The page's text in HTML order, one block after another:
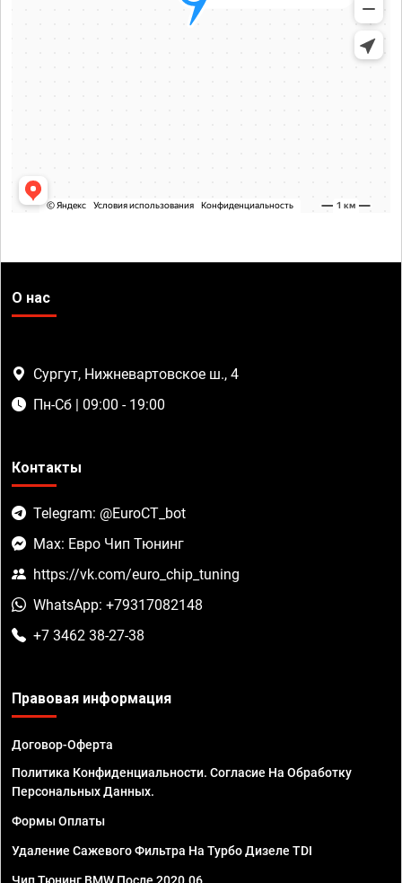
О нас
Сургут, Нижневартовское ш., 4
Пн-Сб | 09:00 - 19:00
Контакты
Telegram: @EuroCT_bot
Max: Евро Чип Тюнинг
https://vk.com/euro_chip_tuning
WhatsApp: +79317082148
+7 3462 38-27-38
Правовая информация
Договор-Оферта
Политика Конфиденциальности. Согласие На Обработку
Персональных Данных.
Формы Оплаты
Удаление Сажевого Фильтра На Турбо Дизеле TDI